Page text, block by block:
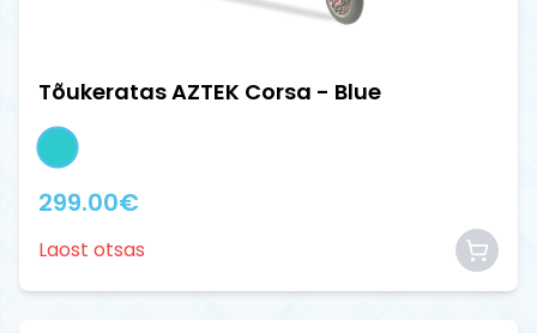
Tõukeratas AZTEK Corsa - Blue
299.00€
Laost otsas